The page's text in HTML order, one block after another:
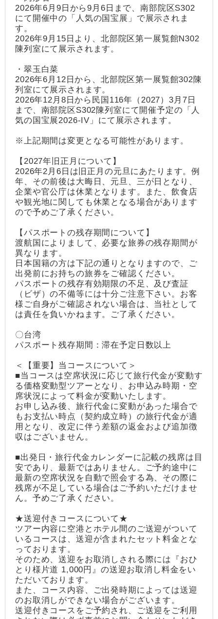
2026年6月9日から9月6日まで、南部院区S302
にて開催中の「人気の国宝展」で展示されま
す。
2026年9月15日より、北部院区第一展覧館N302
陳列室にて展示されます。
・翠玉白菜
2026年6月12日から、北部院区第一展覧館302陳
列室にて展示されます。
2026年12月8日から民国116年（2027）3月7日
まで、南部院区S302陳列室にて開催予定の「人
気の国宝展2026-IV」にて展示されます。
※上記期間は変更となる可能性があります。
【2027年旧正月について】
2026年2月6日は旧正月の元旦にあたります。例
年、その前後は大晦日、元旦、三が日となり、
企業や官公庁は休業となります。また、飲食店
や観光地に関しても休業となる場合があります
ので予めご了承ください。
【パスポートの残存期間について】
渡航国によりまして、必要な旅券の残存期間が
異なります。
日本国籍の方は下記の通りとなりますので、ご
出発前にお持ちの旅券をご確認ください。
パスポートの残存有効期限の不足、及び査証
（ビザ）の不備等には十分ご注意下さい。お客
様ご自身がご確認されない場合は、当社として
は責任を負いかねます。ご了承ください。
〇台湾
パスポート残存期間：滞在予定日数以上
＜【重要】当コースについて＞
■当コースは空席状況に応じて旅行代金が変動す
る価格変動型ツアーとなり、お申込み時期・空
席状況によって料金が変動いたします。
お申し込み後、旅行代金に変動があった場合で
もお支払い時点（契約成立時）の旅行代金が適
用となり、改定に伴う差額の返金および追加徴
収はございません。
■出発日・旅行代金カレンダーに記載の残席は目
安であり、最新ではありません。ご予約途中に
最新の空席状況を自動で照会する為、その際に
残席が不足している場合はご予約いただけませ
ん。予めご了承ください。
★送迎付きコースについて★
ツアー内容に空港とホテル間のご送迎がついて
いるコースは、送迎が含まれたセット料金とな
っております。
そのため、送迎をお取消しされる際には『おひ
とり様片道 1,000円』の送迎お取消し料金をい
ただいております。
また、コース内容、ご出発時期によっては送迎
のお取消しができない場合がございます。
送迎付きコースをご予約され、ご送迎をご利用